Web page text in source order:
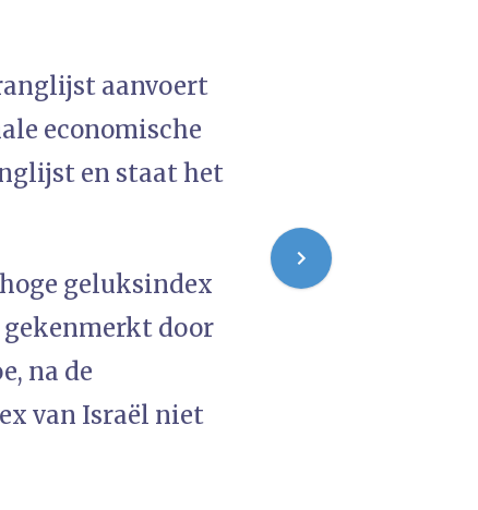
aanvoert
economische
en staat het
geluksindex
door
na de
van Israël niet